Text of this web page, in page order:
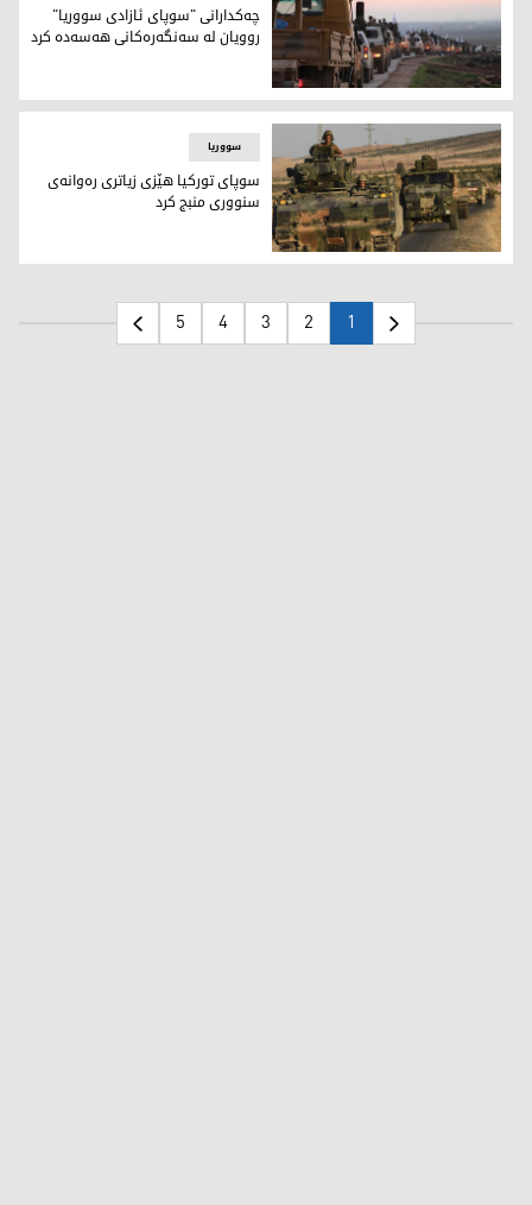
چه‌كدارانى "سوپاى ئازادى سووريا" روويان له‌ سه‌نگه‌ره‌كانى
چه‌كدارانى "سوپاى ئازادى سووريا"
روويان له‌ سه‌نگه‌ره‌كانى هه‌سه‌ده‌ كرد
سوپاى توركيا هێزى زياترى ره‌وانه‌ى سنوورى منبج كرد
سووریا
سوپاى توركيا هێزى زياترى ره‌وانه‌ى
سنوورى منبج كرد
1
2
3
4
5